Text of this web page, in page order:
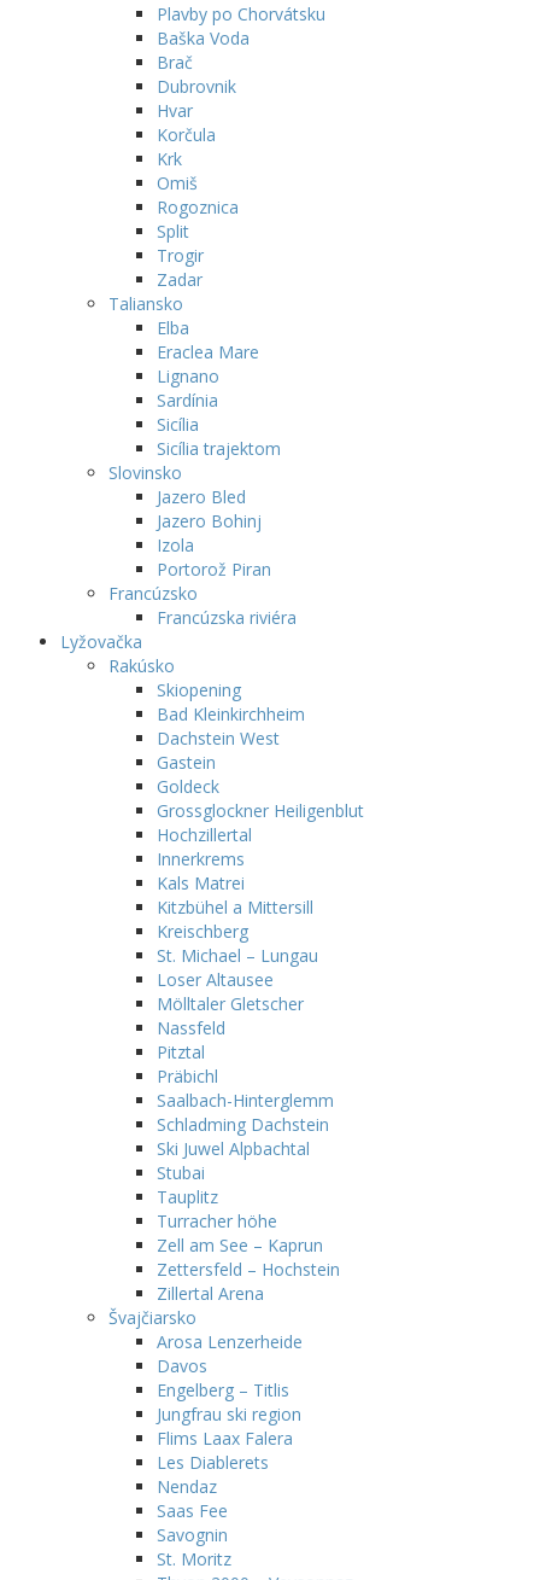
Plavby po Chorvátsku
Baška Voda
Brač
Dubrovnik
Hvar
Korčula
Krk
Omiš
Rogoznica
Split
Trogir
Zadar
Taliansko
Elba
Eraclea Mare
Lignano
Sardínia
Sicília
Sicília trajektom
Slovinsko
Jazero Bled
Jazero Bohinj
Izola
Portorož Piran
Francúzsko
Francúzska riviéra
Lyžovačka
Rakúsko
Skiopening
Bad Kleinkirchheim
Dachstein West
Gastein
Goldeck
Grossglockner Heiligenblut
Hochzillertal
Innerkrems
Kals Matrei
Kitzbühel a Mittersill
Kreischberg
St. Michael – Lungau
Loser Altausee
Mölltaler Gletscher
Nassfeld
Pitztal
Präbichl
Saalbach-Hinterglemm
Schladming Dachstein
Ski Juwel Alpbachtal
Stubai
Tauplitz
Turracher höhe
Zell am See – Kaprun
Zettersfeld – Hochstein
Zillertal Arena
Švajčiarsko
Arosa Lenzerheide
Davos
Engelberg – Titlis
Jungfrau ski region
Flims Laax Falera
Les Diablerets
Nendaz
Saas Fee
Savognin
St. Moritz